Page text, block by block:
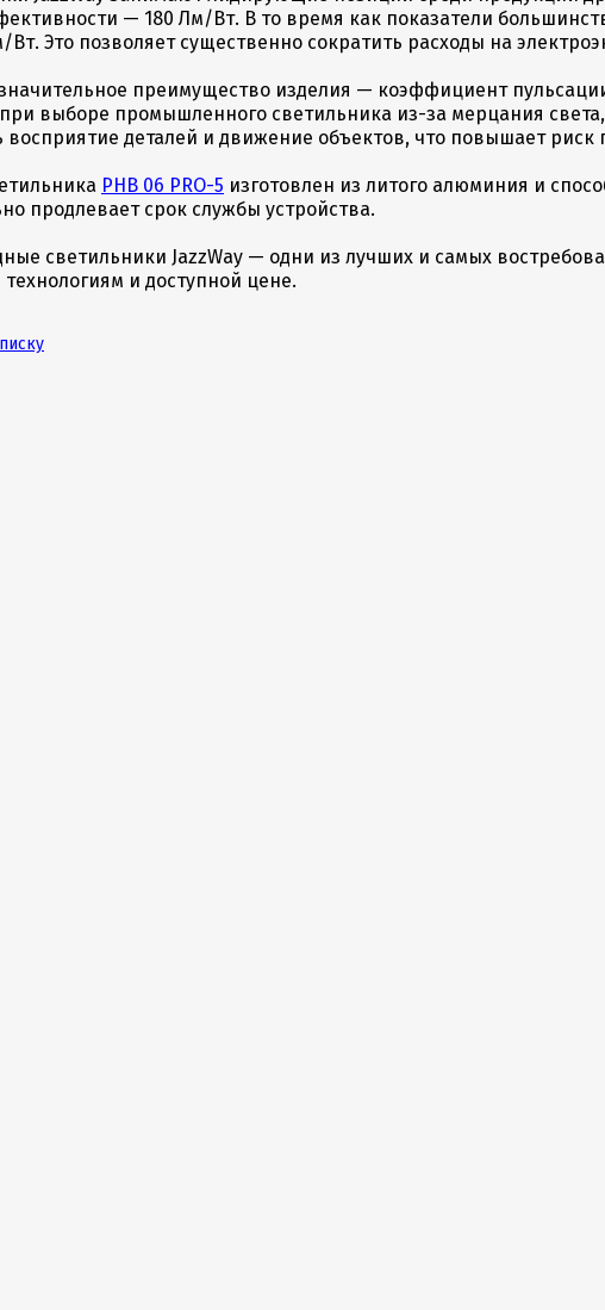
— 180 Лм/Вт. В то время как показатели
Вт. Это позволяет существенно сократить расходы на
преимущество изделия — коэффициент
выборе промышленного светильника из-за мерцания
восприятие деталей и движение объектов, что повышает риск
PHB 06 PRO-5 изготовлен из литого алюминия и
продлевает срок службы устройства.
светильники JazzWay — одни из лучших и самых
технологиям и доступной цене.